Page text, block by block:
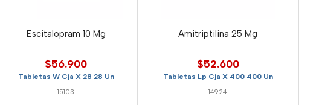
Escitalopram 10 Mg
$56.900
Tabletas W Cja X 28 28 Un
15103
Amitriptilina 25 Mg
$52.600
Tabletas Lp Cja X 400 400 Un
14924